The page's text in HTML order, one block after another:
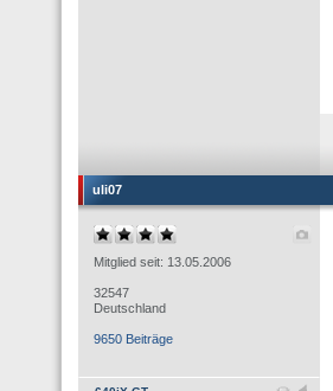
uli07
Mitglied seit: 13.05.2006
32547
Deutschland
9650 Beiträge